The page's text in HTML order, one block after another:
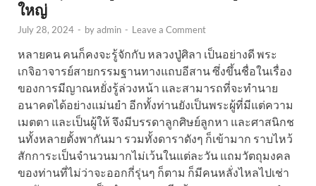
ใหญ่
July 28, 2024 - byadmin - Leave a Comment
หลายคน คนก็คงจะรู้จักกับ หลวงปู่ศิลา เป็นอย่างดี พระ
เกจิอาจารย์สายกรรมฐานทางแถบอีสาน ซึ่งขึ้นชื่อในเรื่อง
ของการมีญาณหยั่งรู้ล่วงหน้า และสามารถที่จะทำนาย
อนาคตได้อย่างแม่นยำ อีกทั้งท่านยังเป็นพระผู้ที่มีแต่ความ
เมตตา และเป็นผู้ให้ จึงมีบรรดาลูกศิษย์ลูกหา และศาสนิกช
นทั้งหลายตั้งพากันมา รวมทั้งดาราดังๆ ก็เข้ามาก ราบไหว้
สักการะเป็นจำนวนมากไม่เว้นในแต่ละวัน แถมวัตถุมงคล
ของท่านที่ไม่ว่าจะออกกี่รุ่นๆ ก็ตาม ก็มีคนหลั่งไหลไปเช่า